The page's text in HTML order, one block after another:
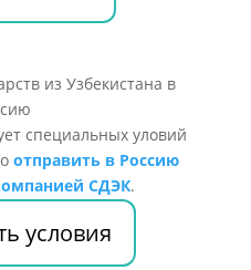
специальных уловий
отправить в Россию
СДЭК.
условия